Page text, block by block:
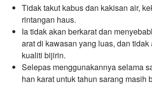
Tidak takut kabus dan kakisan air,
rintangan haus.
Ia tidak akan berkarat dan
arat di kawasan yang luas, dan
kualiti bijirin.
Selepas menggunakannya selama
han karat untuk tahun sarang masih